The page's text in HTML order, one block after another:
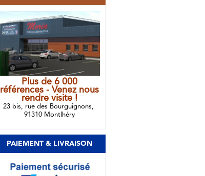
Plus de 6 000
références - Venez nous
rendre visite !
23 bis, rue des Bourguignons,
91310 Montlhéry
PAIEMENT & LIVRAISON